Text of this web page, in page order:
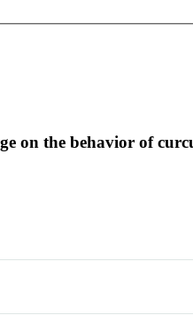
on the behavior of